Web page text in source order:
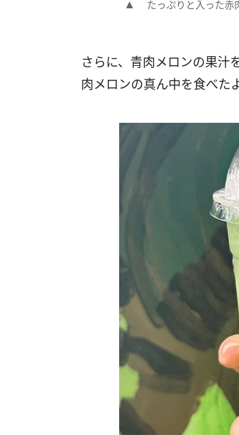
たっぷりと入った赤
さらに、青肉メロンの果汁
肉メロンの真ん中を食べた